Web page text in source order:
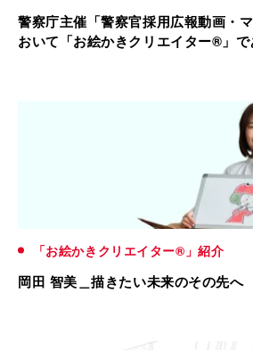
警察庁主催「警察官採用広報動画・
おいて「お絵かきクリエイター®」
「お絵かきクリエイター®」紹介
岡田 智美＿描きたい未来のその先へ